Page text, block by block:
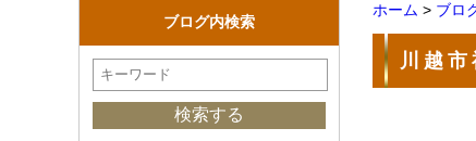
ホーム > ブロ
川越
ブログ内検索